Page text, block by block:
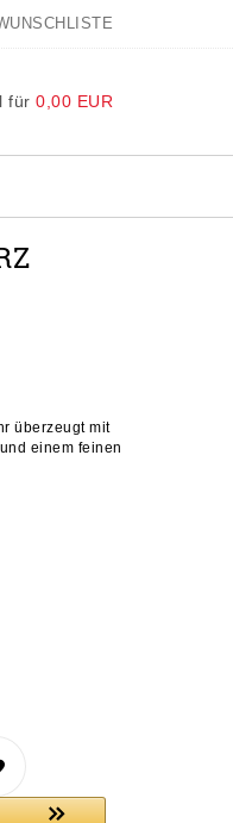
für 0,00 EUR
überzeugt mit
einem feinen